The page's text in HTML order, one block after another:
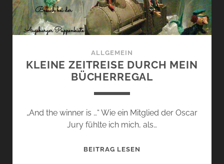
ALLGEMEIN
KLEINE ZEITREISE DURCH MEIN
BÜCHERREGAL
„And the winner is …“ Wie ein Mitglied der Oscar
Jury fühlte ich mich, als…
BEITRAG LESEN